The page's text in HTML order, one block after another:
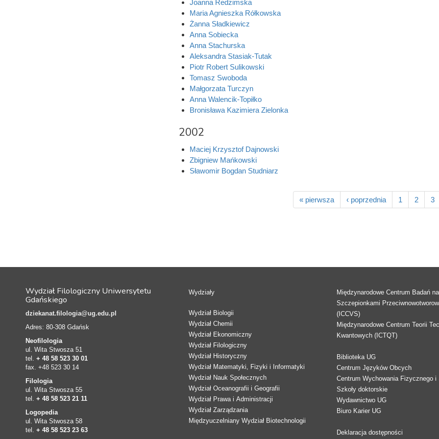
Joanna Redzimska
Maria Agnieszka Rółkowska
Żanna Sładkiewicz
Anna Sobiecka
Anna Stachurska
Aleksandra Stasiak-Tutak
Piotr Robert Sulikowski
Tomasz Swoboda
Małgorzata Turczyn
Anna Walencik-Topiłko
Bronisława Kazimiera Zielonka
2002
Maciej Krzysztof Dajnowski
Zbigniew Mańkowski
Sławomir Bogdan Studniarz
« pierwsza ‹ poprzednia 1 2 3
Wydział Filologiczny Uniwersytetu
Gdańskiego
dziekanat.filologia@ug.edu.pl
Adres: 80-308 Gdańsk
Neofilologia
ul. Wita Stwosza 51
tel. + 48 58 523 30 01
fax. +48 523 30 14
Filologia
ul. Wita Stwosza 55
tel. + 48 58 523 21 11
Logopedia
ul. Wita Stwosza 58
tel. + 48 58 523 23 63
Wydziały
Wydział Biologii
Wydział Chemii
Wydział Ekonomiczny
Wydział Filologiczny
Wydział Historyczny
Wydział Matematyki, Fizyki i Informatyki
Wydział Nauk Społecznych
Wydział Oceanografii i Geografii
Wydział Prawa i Administracji
Wydział Zarządzania
Międzyuczelniany Wydział Biotechnologii
Międzynarodowe Centrum Badań
Szczepionkami
(ICCVS)
Międzynarodowe Centrum Teorii
Kwantowych (ICTQT)
Biblioteka UG
Centrum Języków Obcych
Centrum Wychowania Fizycznego i
Szkoły doktorskie
Wydawnictwo UG
Biuro Karier UG
Deklaracja dostępności